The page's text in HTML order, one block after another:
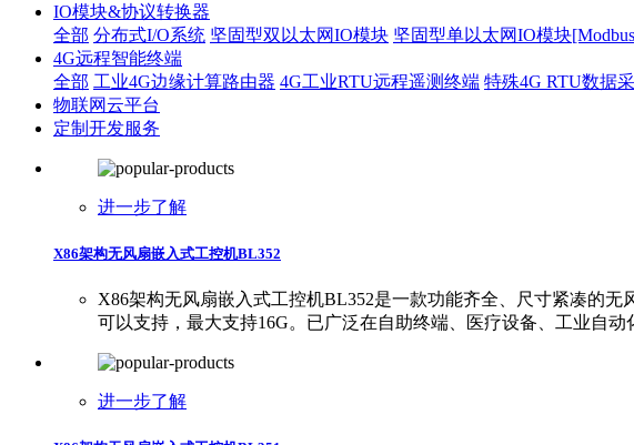
IO模块&协议转换器
全部 分布式I/O系统 坚固型双以太网IO模块 坚固型单以太网IO模块
4G远程智能终端
全部 工业4G边缘计算路由器 4G工业RTU远程遥测终端 特殊4G RTU数据
物联网云平台
定制开发服务
进一步了解
X86架构无风扇嵌入式工控机BL352
X86架构无风扇嵌入式工控机BL352是一款功能齐全、尺寸紧凑的无
可以支持，最大支持16G。已广泛在自助终端、医疗设备、工业自
进一步了解